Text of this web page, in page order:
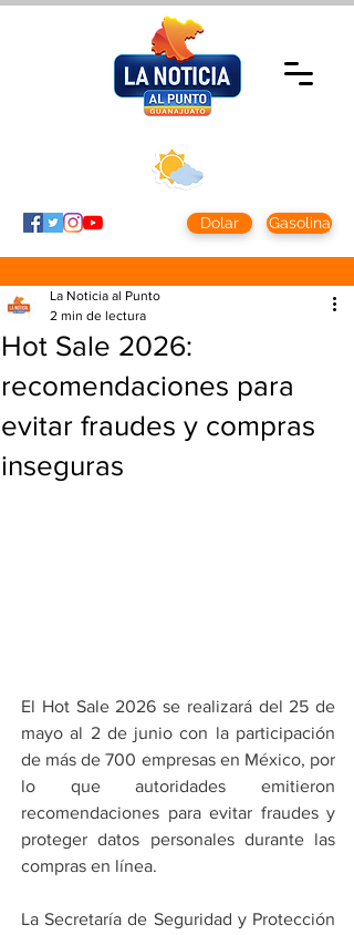
Dolar Gasolina
Hot Sale 2026:
recomendaciones para
evitar fraudes y compras
inseguras
La Noticia al Punto
2 min de lectura
El Hot Sale 2026 se realizará del 25 de
mayo al 2 de junio con la participación
de más de 700 empresas en México, por
lo que autoridades emitieron
recomendaciones para evitar fraudes y
proteger datos personales durante las
compras en línea.
La Secretaría de Seguridad y Protección